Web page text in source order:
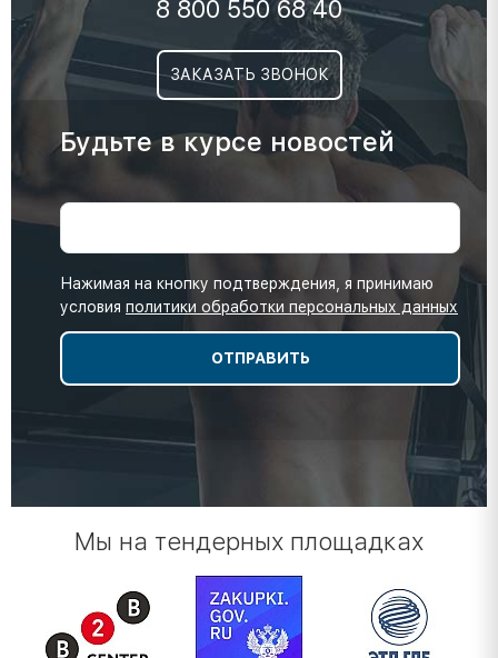
8 800 550 68 40
ЗАКАЗАТЬ ЗВОНОК
Будьте в курсе новостей
Нажимая на кнопку подтверждения, я принимаю
условия политики обработки персональных данных
Мы на тендерных площадках